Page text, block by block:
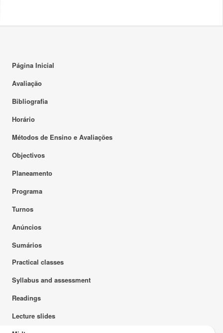
Página Inicial
Avaliação
Bibliografia
Horário
Métodos de Ensino e Avaliações
Objectivos
Planeamento
Programa
Turnos
Anúncios
Sumários
Practical classes
Syllabus and assessment
Readings
Lecture slides